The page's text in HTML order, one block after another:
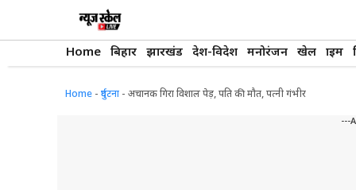
Home बिहार झारखंड देश-विदेश मनोरंजन खेल क्राइम
Home - दुर्घटना - अचानक गिरा विशाल पेड़, पति की मौत, पत्नी गंभीर
---